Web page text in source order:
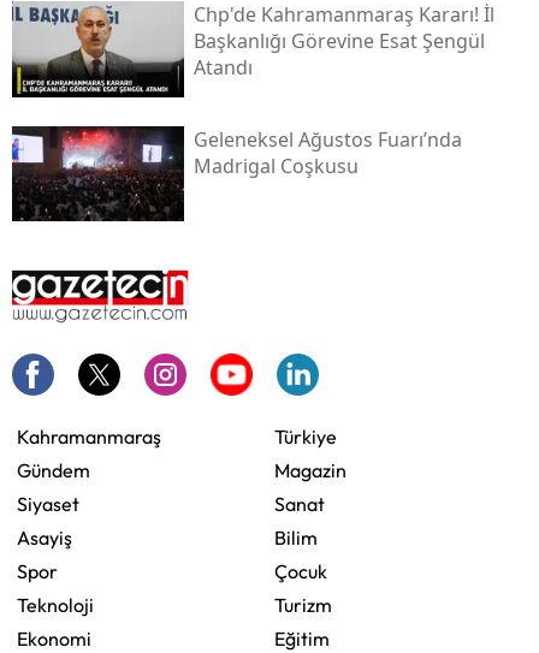
Chp'de Kahramanmaraş Kararı! İl
Başkanlığı Görevine Esat Şengül
Atandı
Geleneksel Ağustos Fuarı’nda
Madrigal Coşkusu
Kahramanmaraş
Gündem
Siyaset
Asayiş
Spor
Teknoloji
Ekonomi
Türkiye
Magazin
Sanat
Bilim
Çocuk
Turizm
Eğitim